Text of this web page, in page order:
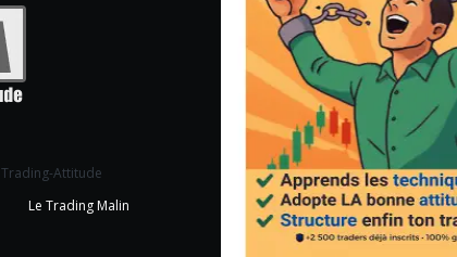
Trading-Attitude
Le Trading Malin